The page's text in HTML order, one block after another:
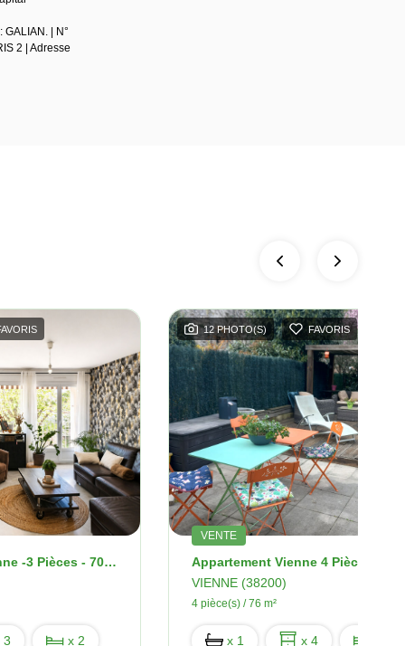
| N°
2 | Adresse
Appartement - Vienne -3 Pièces - 70 M2
3 x 2
12 PHOTO(S) FAVORIS
VENTE
Appartement Vienne 4 Pièce(s) 76
VIENNE (38200)
4 pièce(s) / 76 m²
x 1 x 4